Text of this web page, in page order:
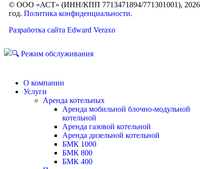
© ООО «АСТ» (ИНН/КПП 7713471894/771301001), 2026
год. Политика конфиденциальности.
Разработка сайта Edward Veraxo
О компании
Услуги
Аренда котельных
Аренда мобильной блочно-модульной
котельной
Аренда газовой котельной
Аренда дизельной котельной
БМК 1000
БМК 800
БМК 400